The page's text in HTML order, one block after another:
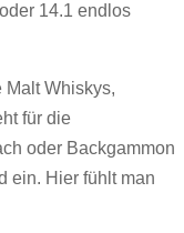
14.1 endlos
Whiskys,
für die
oder Backgammon
ein. Hier fühlt man